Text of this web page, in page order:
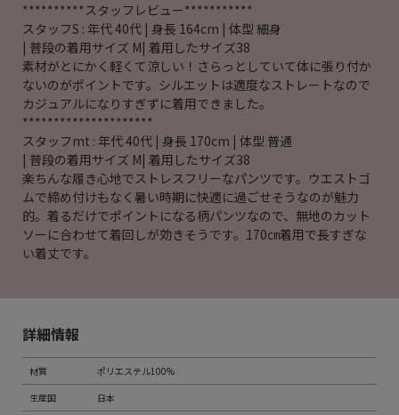
**********スタッフレビュー***********
スタッフS : 年代 40代 | 身長 164cm | 体型 細身
| 普段の着用サイズ M| 着用したサイズ38
素材がとにかく軽くて涼しい！さらっとしていて体に張り付か
ないのがポイントです。シルエットは適度なストレートなので
カジュアルになりすぎずに着用できました。
*********************
スタッフmt : 年代 40代 | 身長 170cm | 体型 普通
| 普段の着用サイズ M| 着用したサイズ38
楽ちんな履き心地でストレスフリーなパンツです。ウエストゴ
ムで締め付けもなく暑い時期に快適に過ごせそうなのが魅力
的。着るだけでポイントになる柄パンツなので、無地のカット
ソーに合わせて着回しが効きそうです。170㎝着用で長すぎな
い着丈です。
詳細情報
材質
ポリエステル100%
生産国
日本